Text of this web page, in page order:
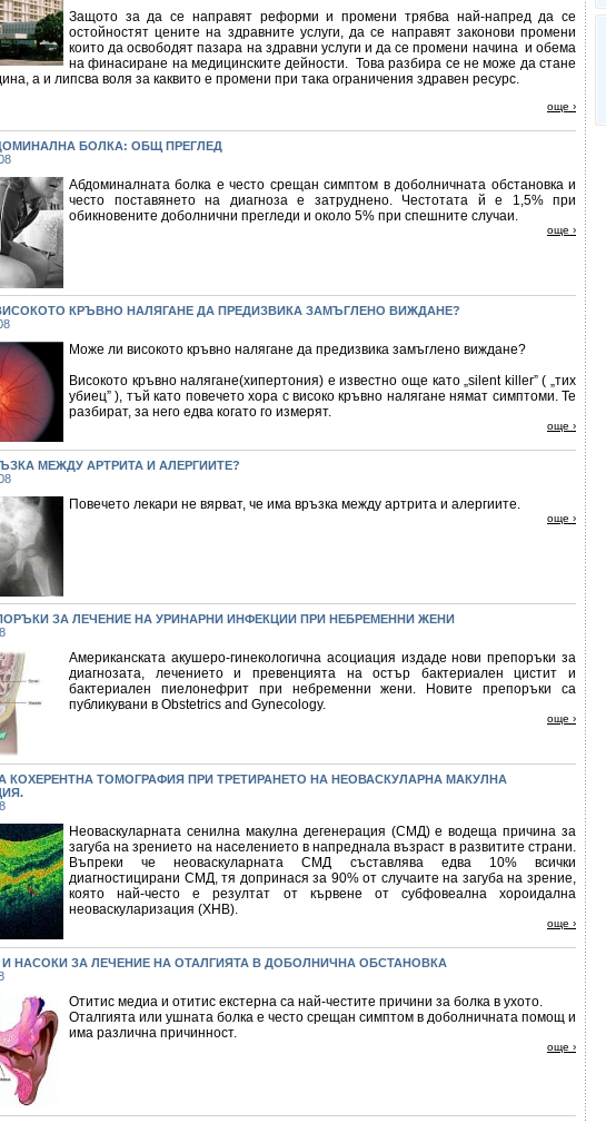
Защото за да се направят реформи и промени трябва най-напред да се
остойностят цените на здрaвните услуги, да се направят законови промени
които да освободят пазара на здравни услуги и да се промени начина и обема
на финасиране на медицинските дейности. Това разбира се не може да стане
а и липсва воля за каквито е промени при така ограничения здравен ресурс.
още ›
БОЛКА: ОБЩ ПРЕГЛЕД
Абдоминалната болка е често срещан симптом в доболничната обстановка и
често поставянето на диагноза е затруднено. Честотата й е 1,5% при
обикновените доболнични прегледи и около 5% при спешните случаи.
още ›
КРЪВНО НАЛЯГАНЕ ДА ПРЕДИЗВИКА ЗАМЪГЛЕНО ВИЖДАНЕ?
Може ли високото кръвно налягане да предизвика замъглено виждане?
Високото кръвно налягане(хипертония) е известно още като „silent killer” ( „тих
убиец” ), тъй като повечето хора с високо кръвно налягане нямат симптоми. Те
разбират, за него едва когато го измерят.
още ›
МЕЖДУ АРТРИТА И АЛЕРГИИТЕ?
Повечето лекари не вярват, че има връзка между артрита и алергиите.
още ›
ЗА ЛЕЧЕНИЕ НА УРИНАРНИ ИНФЕКЦИИ ПРИ НЕБРЕМЕННИ ЖЕНИ
Американската акушеро-гинекологична асоциация издаде нови препоръки за
диагнозата, лечението и превенцията на остър бактериален цистит и
бактериален пиелонефрит при небременни жени. Новите препоръки са
публикувани в Obstetrics and Gynecology.
още ›
КОХЕРЕНТНА ТОМОГРАФИЯ ПРИ ТРЕТИРАНЕТО НА НЕОВАСКУЛАРНА МАКУЛНА
Неоваскуларната сенилна макулна дегенерация (СМД) е водеща причина за
загуба на зрението на населението в напреднала възраст в развитите страни.
Въпреки че неоваскуларната СМД съставлява едва 10% всички
диагностицирани СМД, тя допринася за 90% от случаите на загуба на зрение,
която най-често е резултат от кървене от субфовеална хороидална
неоваскуларизация (ХНВ).
още ›
НАСОКИ ЗА ЛЕЧЕНИЕ НА ОТАЛГИЯТА В ДОБОЛНИЧНА ОБСТАНОВКА
Отитис медиа и отитис екстерна са най-честите причини за болка в ухото.
Оталгията или ушната болка е често срещан симптом в доболничната помощ и
има различна причинност.
още ›